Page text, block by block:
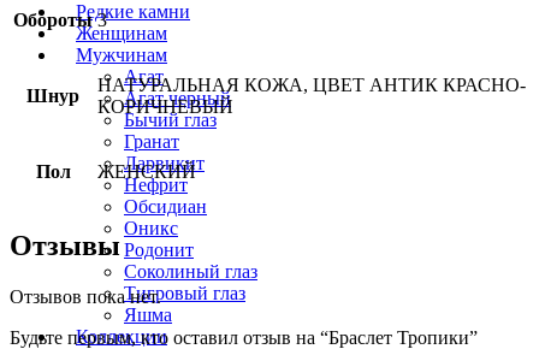
Редкие камни
Женщинам
Мужчинам
Агат
Агат черный
Бычий глаз
Гранат
Ларвикит
Нефрит
Обсидиан
Оникс
Родонит
Соколиный глаз
Тигровый глаз
Яшма
Коллекции
Обороты 3
Шнур
НАТУРАЛЬНАЯ КОЖА, ЦВЕТ АНТИК КРАСНО-
КОРИЧНЕВЫЙ
Пол ЖЕНСКИЙ
Отзывы
Отзывов пока нет.
Будьте первым, кто оставил отзыв на “Браслет Тропики”